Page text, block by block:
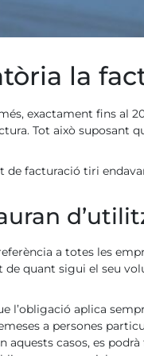
la
exactament fins al
Tot això suposant
facturació tiri
a totes les
quant sigui el seu
l’obligació aplica
a persones
casos, es